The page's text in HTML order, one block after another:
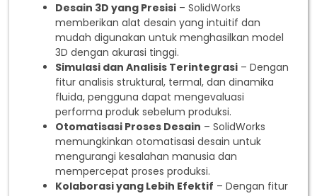
Desain 3D yang Presisi – SolidWorks
memberikan alat desain yang intuitif dan
mudah digunakan untuk menghasilkan model
3D dengan akurasi tinggi.
Simulasi dan Analisis Terintegrasi – Dengan
fitur analisis struktural, termal, dan dinamika
fluida, pengguna dapat mengevaluasi
performa produk sebelum produksi.
Otomatisasi Proses Desain – SolidWorks
memungkinkan otomatisasi desain untuk
mengurangi kesalahan manusia dan
mempercepat proses produksi.
Kolaborasi yang Lebih Efektif – Dengan fitur